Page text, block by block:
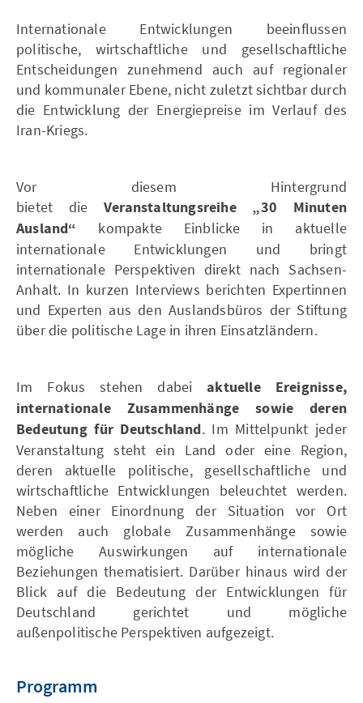
Internationale Entwicklungen beeinflussen
politische, wirtschaftliche und gesellschaftliche
Entscheidungen zunehmend auch auf regionaler
und kommunaler Ebene, nicht zuletzt sichtbar durch
die Entwicklung der Energiepreise im Verlauf des
Iran-Kriegs.
Vor diesem Hintergrund
bietet die Veranstaltungsreihe „30 Minuten
Ausland“ kompakte Einblicke in aktuelle
internationale Entwicklungen und bringt
internationale Perspektiven direkt nach Sachsen-
Anhalt. In kurzen Interviews berichten Expertinnen
und Experten aus den Auslandsbüros der Stiftung
über die politische Lage in ihren Einsatzländern.
Im Fokus stehen dabei aktuelle Ereignisse,
internationale Zusammenhänge sowie deren
Bedeutung für Deutschland. Im Mittelpunkt jeder
Veranstaltung steht ein Land oder eine Region,
deren aktuelle politische, gesellschaftliche und
wirtschaftliche Entwicklungen beleuchtet werden.
Neben einer Einordnung der Situation vor Ort
werden auch globale Zusammenhänge sowie
mögliche Auswirkungen auf internationale
Beziehungen thematisiert. Darüber hinaus wird der
Blick auf die Bedeutung der Entwicklungen für
Deutschland gerichtet und mögliche
außenpolitische Perspektiven aufgezeigt.
Programm